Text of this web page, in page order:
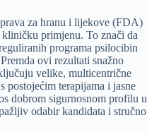
za hranu i lijekove (FDA)
primjenu. To znači da
programa psilocibin
ovi rezultati snažno
velike, multicentrične
postojećim terapijama i jasne
dobrom sigurnosnom profilu u
odabir kandidata i stručno